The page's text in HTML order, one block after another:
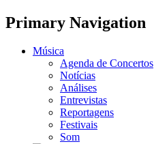
Primary Navigation
Música
Agenda de Concertos
Notícias
Análises
Entrevistas
Reportagens
Festivais
Som